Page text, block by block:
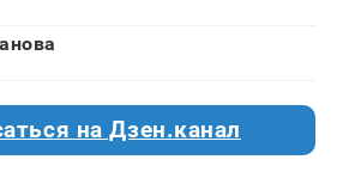
на Дзен.канал